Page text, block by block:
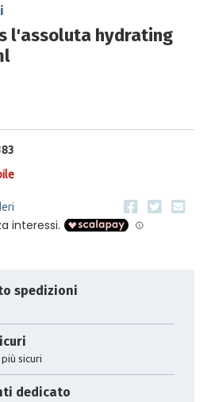
l'assoluta hydrating
spedizioni
sicuri
dedicato